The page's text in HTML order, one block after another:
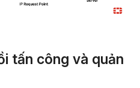
tấn công và quản